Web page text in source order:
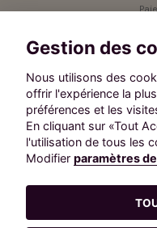
Gestion des
Nous utilisons des
offrir l'expérience la
préférences et les
En cliquant sur «Tout
l'utilisation de tous les
Modifier paramètres